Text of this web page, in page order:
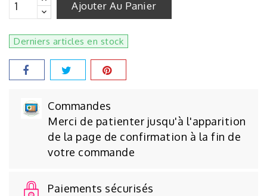
Ajouter Au Panier
Derniers articles en stock
Commandes
Merci de patienter jusqu'à l'apparition
de la page de confirmation à la fin de
votre commande
Paiements sécurisés